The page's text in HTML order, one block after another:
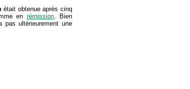
était obtenue après cinq
en rémission. Bien
ultérieurement une